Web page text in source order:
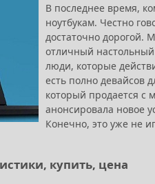
В последнее время,
ноутбукам. Честно
достаточно дорогой.
отличный
люди, которые
есть полно девайсов
который продается с
анонсировала новое
Конечно, это уже не
купить, цена